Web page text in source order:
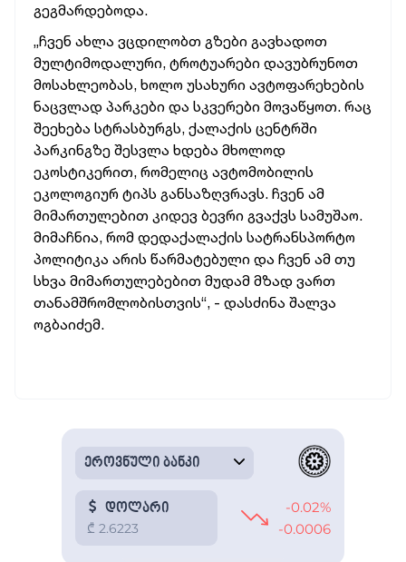
გეგმარდებოდა.
„ჩვენ ახლა ვცდილობთ გზები გავხადოთ
მულტიმოდალური, ტროტუარები დავუბრუნოთ
მოსახლეობას, ხოლო უსახური ავტოფარეხების
ნაცვლად პარკები და სკვერები მოვაწყოთ. რაც
შეეხება სტრასბურგს, ქალაქის ცენტრში
პარკინგზე შესვლა ხდება მხოლოდ
ეკოსტიკერით, რომელიც ავტომობილის
ეკოლოგიურ ტიპს განსაზღვრავს. ჩვენ ამ
მიმართულებით კიდევ ბევრი გვაქვს სამუშაო.
მიმაჩნია, რომ დედაქალაქის სატრანსპორტო
პოლიტიკა არის წარმატებული და ჩვენ ამ თუ
სხვა მიმართულებებით მუდამ მზად ვართ
თანამშრომლობისთვის“, - დასძინა შალვა
ოგბაიძემ.